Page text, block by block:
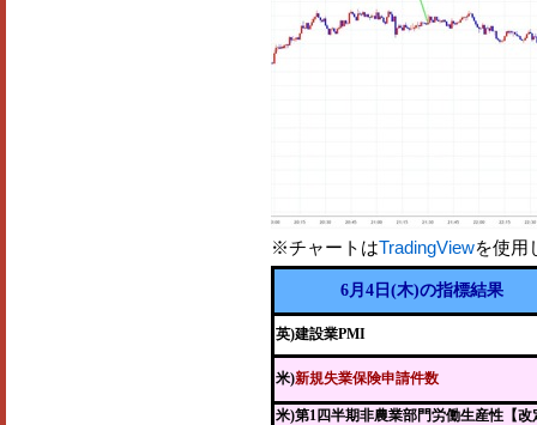
※チャートはTradingViewを使用
6月4日(木)の指標結果
英)建設業PMI
米)新規失業保険申請件数
米)第1四半期非農業部門労働生産性【改